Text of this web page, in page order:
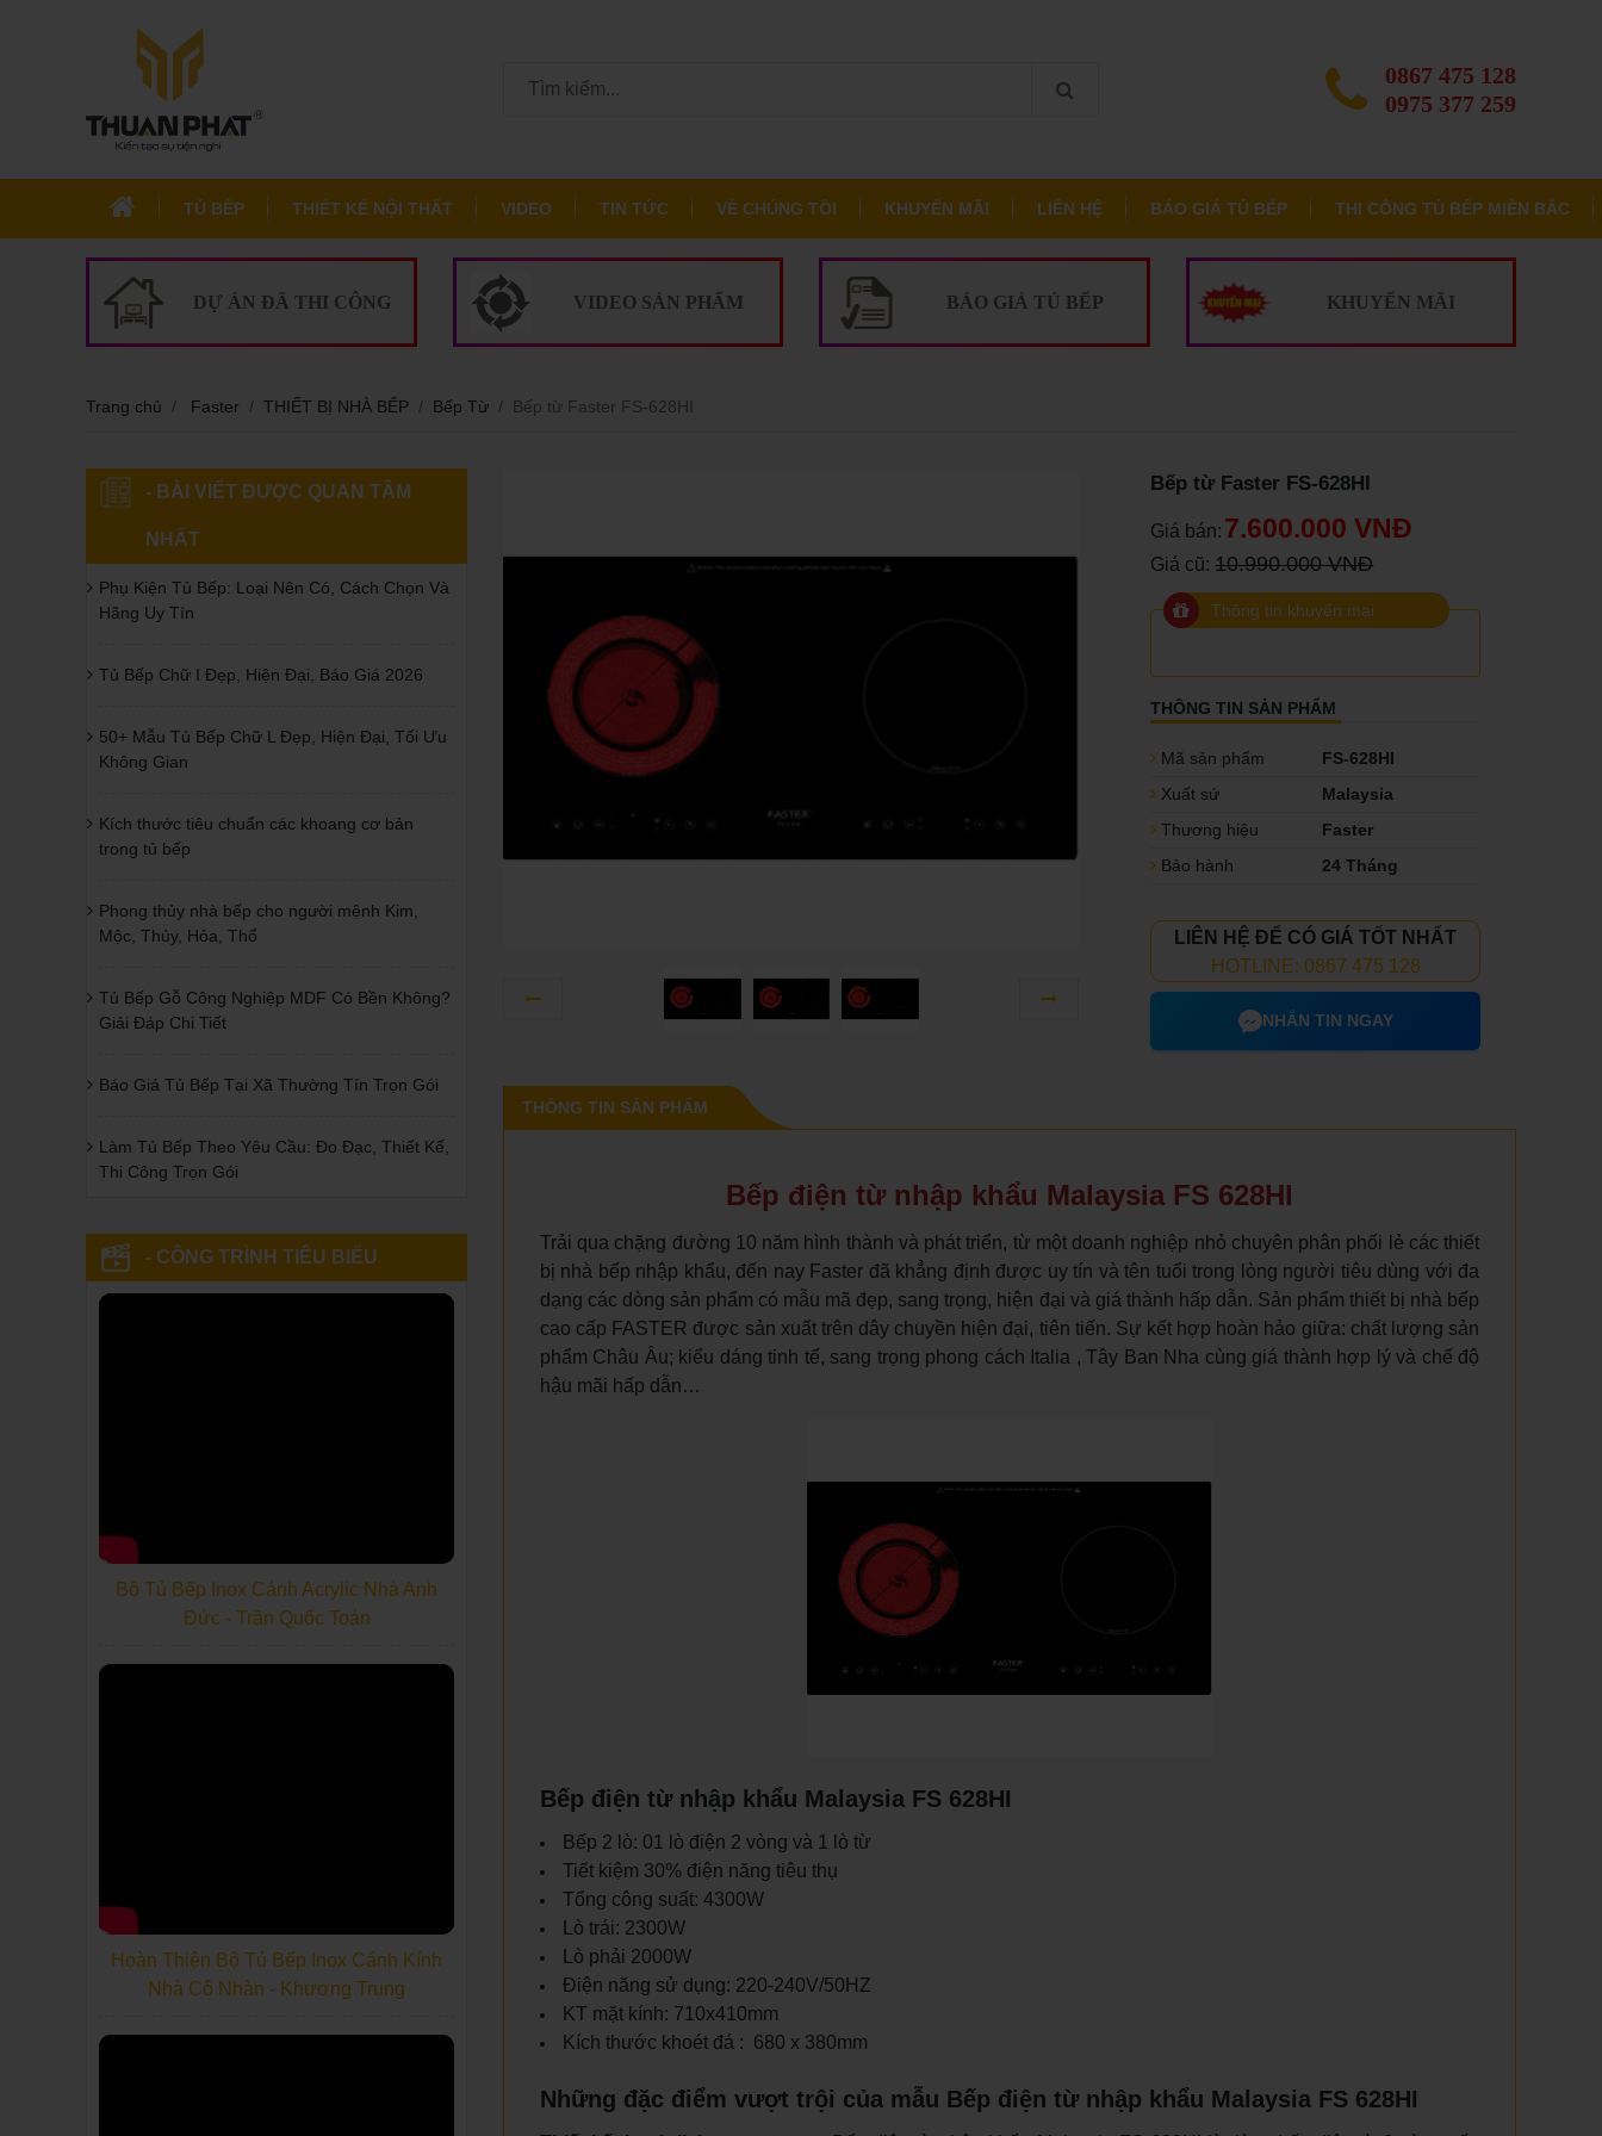
0867 475 128
0975 377 259
TỦ BẾP THIẾT KẾ NỘI THẤT VIDEO TIN TỨC VỀ CHÚNG TÔI KHUYẾN MÃI LIÊN HỆ BÁO GIÁ TỦ BẾP THI CÔNG TỦ BẾP MIỀN BẮC
DỰ ÁN ĐÃ THI CÔNG VIDEO SẢN PHẨM BÁO GIÁ TỦ BẾP KHUYẾN MÃI
Trang chủ Faster THIẾT BỊ NHÀ BẾP Bếp Từ Bếp từ Faster FS-628HI
Bếp từ Faster FS-628HI
Giá bán: 7.600.000 VNĐ
Giá cũ: 10.990.000 VNĐ
Thông tin khuyến mại
THÔNG TIN SẢN PHẨM
Mã sản phẩm
FS-628HI
Xuất sứ
Malaysia
Thương hiệu
Faster
Bảo hành
24 Tháng
LIÊN HỆ ĐỂ CÓ GIÁ TỐT NHẤT
HOTLINE: 0867 475 128
NHẮN TIN NGAY
THÔNG TIN SẢN PHẨM
Bếp điện từ nhập khẩu Malaysia FS 628HI
Trải qua chặng đường 10 năm hình thành và phát triển, từ một doanh nghiệp nhỏ chuyên phân phối lẻ các thiết
bị nhà bếp nhập khẩu, đến nay Faster đã khẳng định được uy tín và tên tuổi trong lòng người tiêu dùng với đa
dạng các dòng sản phẩm có mẫu mã đẹp, sang trọng, hiện đại và giá thành hấp dẫn. Sản phẩm thiết bị nhà bếp
cao cấp FASTER được sản xuất trên dây chuyền hiện đại, tiên tiến. Sự kết hợp hoàn hảo giữa: chất lượng sản
phẩm Châu Âu; kiểu dáng tinh tế, sang trọng phong cách Italia , Tây Ban Nha cùng giá thành hợp lý và chế độ
hậu mãi hấp dẫn…
Bếp điện từ nhập khẩu Malaysia FS 628HI
Bếp 2 lò: 01 lò điện 2 vòng và 1 lò từ
Tiết kiệm 30% điện năng tiêu thụ
Tổng công suất: 4300W
Lò trái: 2300W
Lò phải 2000W
Điện năng sử dụng: 220-240V/50HZ
KT mặt kính: 710x410mm
Kích thước khoét đá : 680 x 380mm
Những đặc điểm vượt trội của mẫu Bếp điện từ nhập khẩu Malaysia FS 628HI
- BÀI VIẾT ĐƯỢC QUAN TÂM
NHẤT
Phụ Kiện Tủ Bếp: Loại Nên Có, Cách Chọn Và
Hãng Uy Tín
Tủ Bếp Chữ I Đẹp, Hiện Đại, Báo Giá 2026
50+ Mẫu Tủ Bếp Chữ L Đẹp, Hiện Đại, Tối Ưu
Không Gian
Kích thước tiêu chuẩn các khoang cơ bản
trong tủ bếp
Phong thủy nhà bếp cho người mệnh Kim,
Mộc, Thủy, Hỏa, Thổ
Tủ Bếp Gỗ Công Nghiệp MDF Có Bền Không?
Giải Đáp Chi Tiết
Báo Giá Tủ Bếp Tại Xã Thường Tín Trọn Gói
Làm Tủ Bếp Theo Yêu Cầu: Đo Đạc, Thiết Kế,
Thi Công Trọn Gói
- CÔNG TRÌNH TIÊU BIỂU
Bộ Tủ Bếp Inox Cánh Acrylic Nhà Anh
Đức - Trần Quốc Toản
Hoàn Thiện Bộ Tủ Bếp Inox Cánh Kính
Nhà Cô Nhàn - Khương Trung